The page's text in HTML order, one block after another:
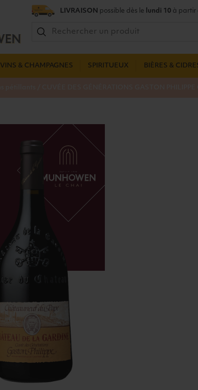
LIVRAISON possible dès le lundi 10 à partir
VINS & CHAMPAGNES SPIRITUEUX BIÈRES &